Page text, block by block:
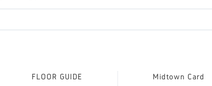
FLOOR GUIDE Midtown Card